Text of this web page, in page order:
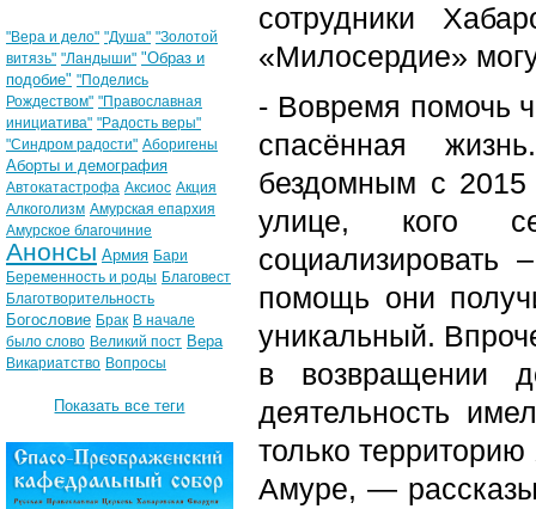
сотрудники
«Милосердие»
- Вовремя помочь
спасённая
бездомным с
улице, кого
помощь они
уникальный.
в возвращении
деятельность
только
Амуре, —
"Вера и дело" "Душа" "Золотой
витязь" "Ландыши" "Образ и
подобие" "Поделись
Рождеством" "Православная
инициатива" "Радость веры"
"Синдром радости" Аборигены
Аборты и демография
Автокатастрофа Аксиос Акция
Алкоголизм Амурская епархия
Амурское благочиние
Анонсы Армия Бари
Беременность и роды Благовест
Благотворительность
Богословие Брак В начале
было слово Великий пост Вера
Викариатство Вопросы
Показать все теги